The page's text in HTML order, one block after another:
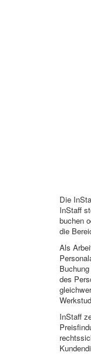
Die
InStaff
buchen
die
Als
des
InStaff